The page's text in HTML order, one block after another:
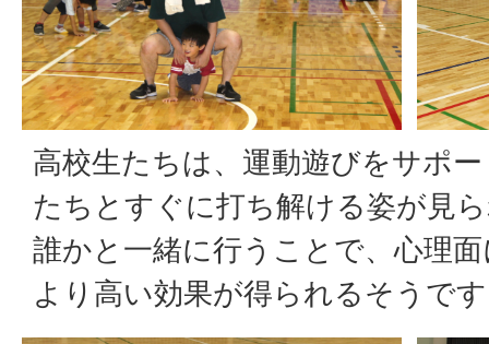
高校生たちは、運動遊びをサポ
たちとすぐに打ち解ける姿が見
誰かと一緒に行うことで、心理
より高い効果が得られるそうで